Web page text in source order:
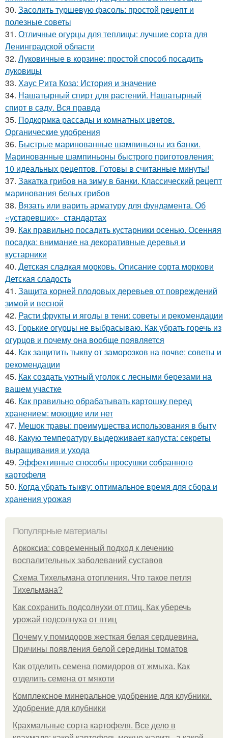
30. Засолить туршевую фасоль: простой рецепт и
полезные советы
31. Отличные огурцы для теплицы: лучшие сорта для
Ленинградской области
32. Луковичные в корзине: простой способ посадить
луковицы
33. Хаус Рита Коза: История и значение
34. Нашатырный спирт для растений. Нашатырный
спирт в саду. Вся правда
35. Подкормка рассады и комнатных цветов.
Органические удобрения
36. Быстрые маринованные шампиньоны из банки.
Маринованные шампиньоны быстрого приготовления:
10 идеальных рецептов. Готовы в считанные минуты!
37. Закатка грибов на зиму в банки. Классический рецепт
маринования белых грибов
38. Вязать или варить арматуру для фундамента. Об
«устаревших» стандартах
39. Как правильно посадить кустарники осенью. Осенняя
посадка: внимание на декоративные деревья и
кустарники
40. Детская сладкая морковь. Описание сорта моркови
Детская сладость
41. Защита корней плодовых деревьев от повреждений
зимой и весной
42. Расти фрукты и ягоды в тени: советы и рекомендации
43. Горькие огурцы не выбрасываю. Как убрать горечь из
огурцов и почему она вообще появляется
44. Как защитить тыкву от заморозков на почве: советы и
рекомендации
45. Как создать уютный уголок с лесными березами на
вашем участке
46. Как правильно обрабатывать картошку перед
хранением: моющие или нет
47. Мешок травы: преимущества использования в быту
48. Какую температуру выдерживает капуста: секреты
выращивания и ухода
49. Эффективные способы просушки собранного
картофеля
50. Когда убрать тыкву: оптимальное время для сбора и
хранения урожая
Популярные материалы
Аркоксиа: современный подход к лечению
воспалительных заболеваний суставов
Схема Тихельмана отопления. Что такое петля
Тихельмана?
Как сохранить подсолнухи от птиц. Как уберечь
урожай подсолнуха от птиц
Почему у помидоров жесткая белая сердцевина.
Причины появления белой середины томатов
Как отделить семена помидоров от жмыха. Как
отделить семена от мякоти
Комплексное минеральное удобрение для клубники.
Удобрение для клубники
Крахмальные сорта картофеля. Все дело в